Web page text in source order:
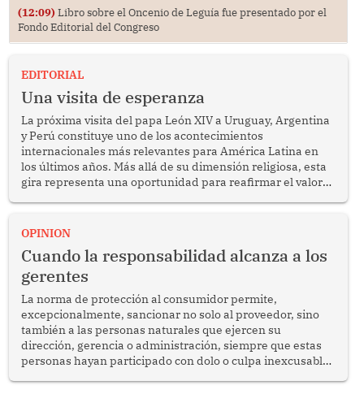
(12:09) Libro sobre el Oncenio de Leguía fue presentado por el
Fondo Editorial del Congreso
EDITORIAL
Una visita de esperanza
La próxima visita del papa León XIV a Uruguay, Argentina
y Perú constituye uno de los acontecimientos
internacionales más relevantes para América Latina en
los últimos años. Más allá de su dimensión religiosa, esta
gira representa una oportunidad para reafirmar el valor
enfrenta desafíos en materia de desarrollo, cohesión
OPINION
Cuando la responsabilidad alcanza a los
gerentes
La norma de protección al consumidor permite,
excepcionalmente, sancionar no solo al proveedor, sino
también a las personas naturales que ejercen su
dirección, gerencia o administración, siempre que estas
personas hayan participado con dolo o culpa inexcusable